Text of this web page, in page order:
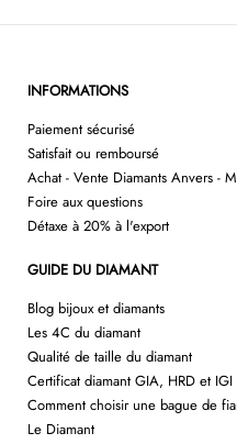
INFORMATIONS
Paiement sécurisé
Satisfait ou remboursé
Achat - Vente Diamants Anvers -
Foire aux questions
Détaxe à 20% à l'export
GUIDE DU DIAMANT
Blog bijoux et diamants
Les 4C du diamant
Qualité de taille du diamant
Certificat diamant GIA, HRD et IGI
Comment choisir une bague de
Le Diamant